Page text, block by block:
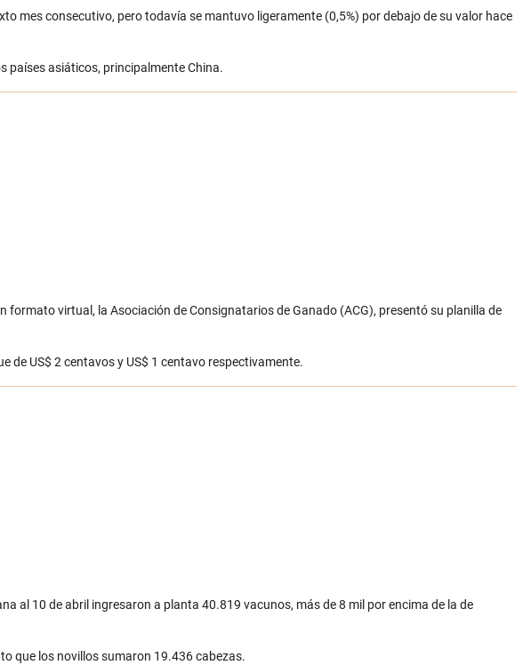
mes consecutivo, pero todavía se mantuvo ligeramente (0,5%) por debajo de su valor hace
países asiáticos, principalmente China.
formato virtual, la Asociación de Consignatarios de Ganado (ACG), presentó su planilla de
de US$ 2 centavos y US$ 1 centavo respectivamente.
al 10 de abril ingresaron a planta 40.819 vacunos, más de 8 mil por encima de la de
que los novillos sumaron 19.436 cabezas.